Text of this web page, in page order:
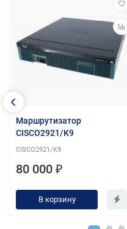
Маршрутизатор
CISCO2921/K9
CISCO2921/K9
80 000 ₽
В корзину